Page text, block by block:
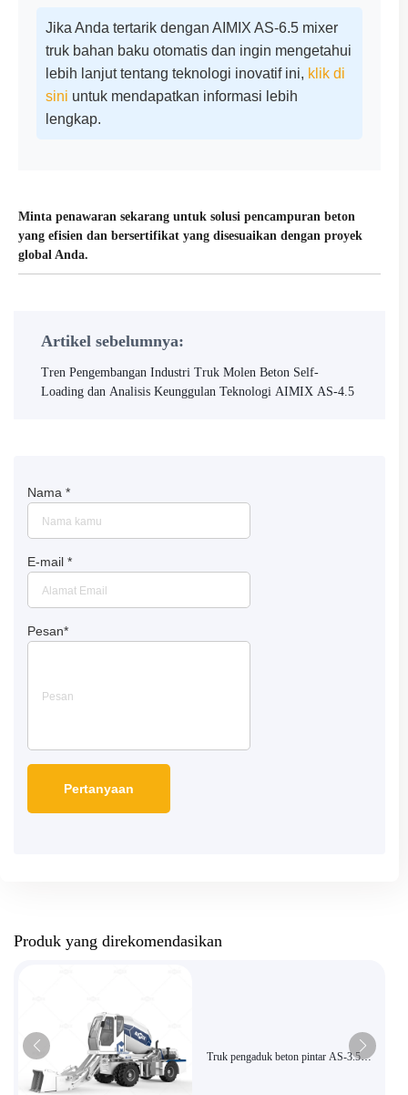
Jika Anda tertarik dengan AIMIX AS-6.5 mixer
truk bahan baku otomatis dan ingin mengetahui
lebih lanjut tentang teknologi inovatif ini, klik di
sini untuk mendapatkan informasi lebih
lengkap.
Minta penawaran sekarang untuk solusi pencampuran beton
yang efisien dan bersertifikat yang disesuaikan dengan proyek
global Anda.
Artikel sebelumnya:
Tren Pengembangan Industri Truk Molen Beton Self-
Loading dan Analisis Keunggulan Teknologi AIMIX AS-4.5
Nama *
E-mail *
Pesan*
Produk yang direkomendasikan
Truk pengaduk beton pintar AS-3.5